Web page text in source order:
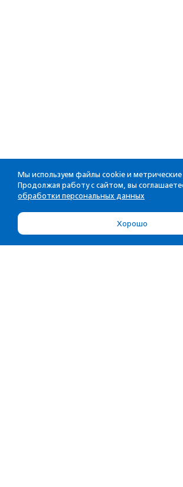
Мы используем файлы cookie и
Продолжая работу с сайтом, вы
обработки персональных данных
Хорошо